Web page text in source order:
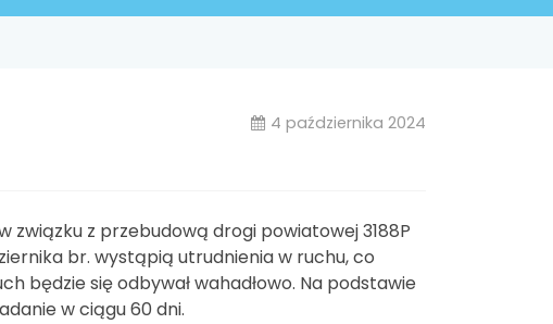
4 października 2024
związku z przebudową drogi powiatowej 3188P
br. wystąpią utrudnienia w ruchu, co
będzie się odbywał wahadłowo. Na podstawie
w ciągu 60 dni.